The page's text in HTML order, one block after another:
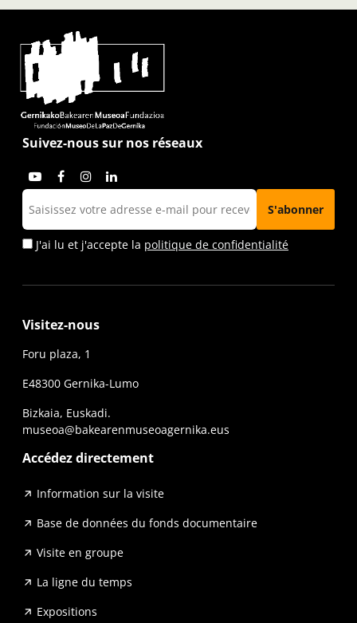
Suivez-nous sur nos réseaux
J'ai lu et j'accepte la politique de confidentialité
Visitez-nous
Foru plaza, 1
E48300 Gernika-Lumo
Bizkaia, Euskadi.
museoa@bakearenmuseoagernika.eus
Accédez directement
Information sur la visite
Base de données du fonds documentaire
Visite en groupe
La ligne du temps
Expositions